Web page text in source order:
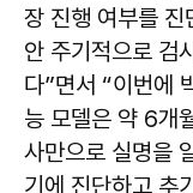
장 진행 여부를 진
안 주기적으로 검
다”면서 “이번에
능 모델은 약 6개
사만으로 실명을
기에 진단하고 추